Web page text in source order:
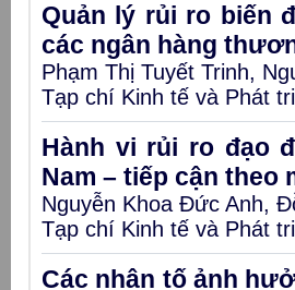
Quản lý rủi ro biến
các ngân hàng
Phạm Thị Tuyết Trinh,
Tạp chí Kinh tế và Phát
Hành vi rủi ro đạo
Nam – tiếp cận theo
Nguyễn Khoa Đức Anh,
Tạp chí Kinh tế và Phát
Các nhân tố ảnh